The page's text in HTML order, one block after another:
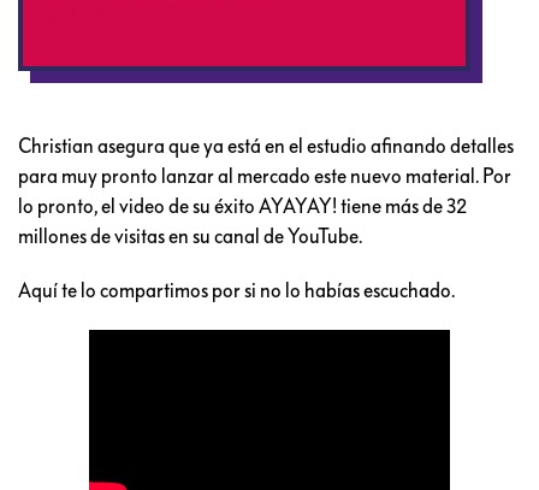
Christian asegura que ya está en el estudio afinando detalles
para muy pronto lanzar al mercado este nuevo material. Por
lo pronto, el video de su éxito AYAYAY! tiene más de 32
millones de visitas en su canal de YouTube.
Aquí te lo compartimos por si no lo habías escuchado.